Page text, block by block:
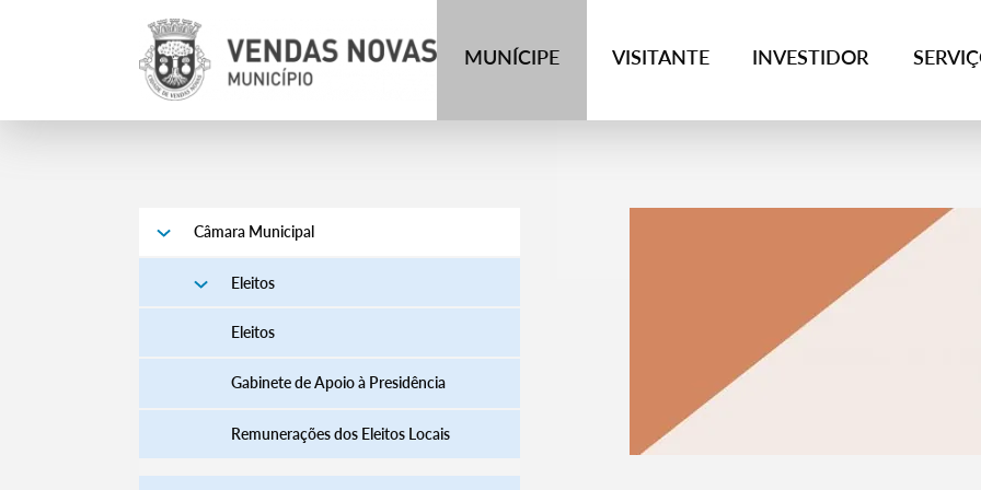
MUNÍCIPE VISITANTE INVESTIDOR
Câmara Municipal
Eleitos
Eleitos
Gabinete de Apoio à Presidência
Remunerações dos Eleitos Locais